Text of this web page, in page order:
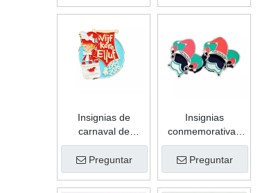
personalizado de
esmalte suave de
regalo de gran
oferta
personalizado de
regalo de
promoción de alta
calidad
Insignias de
carnaval de
aleación de zinc
con forma de
recuerdo
personalizado de
Preguntar
Insignias
conmemorativas
del carnaval del
deporte del metal
del oro de la
antigüedad del
Preguntar